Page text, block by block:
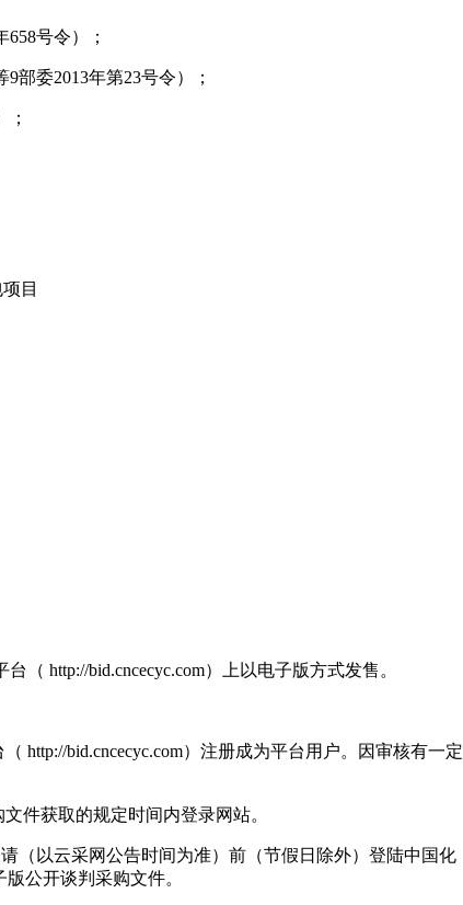
号令）；
部委2013年第23号令）；
目
（ http://bid.cncecyc.com）上以电子版方式发售。
http://bid.cncecyc.com）注册成为平台用户。因审核有一定
件获取的规定时间内登录网站。
（以云采网公告时间为准）前（节假日除外）登陆中国化
版公开谈判采购文件。